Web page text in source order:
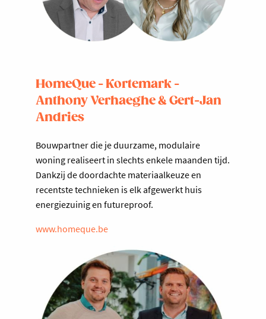
HomeQue - Kortemark -
Anthony Verhaeghe & Gert-Jan
Andries
Bouwpartner die je duurzame, modulaire
woning realiseert in slechts enkele maanden tijd.
Dankzij de doordachte materiaalkeuze en
recentste technieken is elk afgewerkt huis
energiezuinig en futureproof.
www.homeque.be